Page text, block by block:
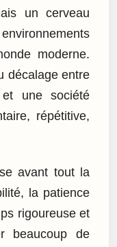
un cerveau
moderne.
décalage entre
et une société
répétitive,
avant tout la
la patience
rigoureuse et
beaucoup de